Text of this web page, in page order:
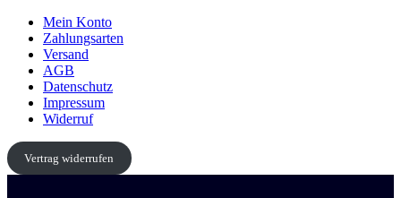
Mein Konto
Zahlungsarten
Versand
AGB
Datenschutz
Impressum
Widerruf
Vertrag widerrufen